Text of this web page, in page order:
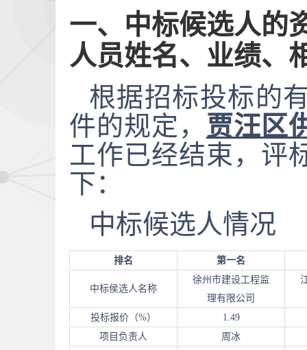
一、中标候选人的
人员姓名、业绩、
根据招标投标的
件的规定， 贾汪区
工作已经结束， 评
下：
中标候选人情况
排名 第一名
中标侯选人名称
徐州市建设工程监
理有限公司
投标报价（%）
1.49
项目负责人
周冰